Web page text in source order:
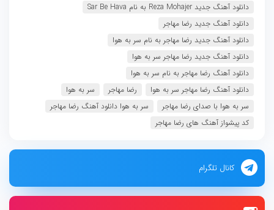
دانلود آهنگ جدید Reza Mohajer به نام Sar Be Hava
دانلود آهنگ جدید رضا مهاجر
دانلود آهنگ جدید رضا مهاجر به نام سر به هوا
دانلود آهنگ جدید رضا مهاجر سر به هوا
دانلود آهنگ رضا مهاجر به نام سر به هوا
دانلود آهنگ رضا مهاجر سر به هوا
رضا مهاجر
سر به هوا
سر به هوا با صدای رضا مهاجر
سر به هوا دانلود آهنگ رضا مهاجر
کد پیشواز آهنگ های رضا مهاجر
کانال تلگرام